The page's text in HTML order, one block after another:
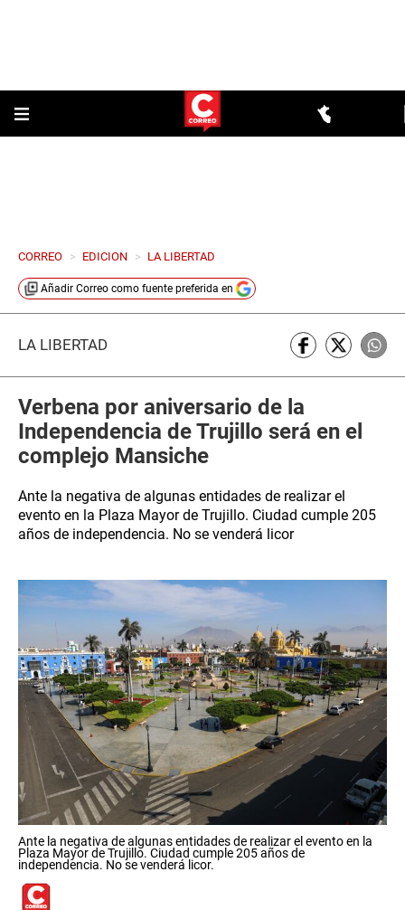
CORREO > EDICION > LA LIBERTAD
Añadir Correo como fuente preferida en
LA LIBERTAD
Verbena por aniversario de la
Independencia de Trujillo será en el
complejo Mansiche
Ante la negativa de algunas entidades de realizar el
evento en la Plaza Mayor de Trujillo. Ciudad cumple 205
años de independencia. No se venderá licor
Ante la negativa de algunas entidades de realizar el evento en la
Plaza Mayor de Trujillo. Ciudad cumple 205 años de
independencia. No se venderá licor.